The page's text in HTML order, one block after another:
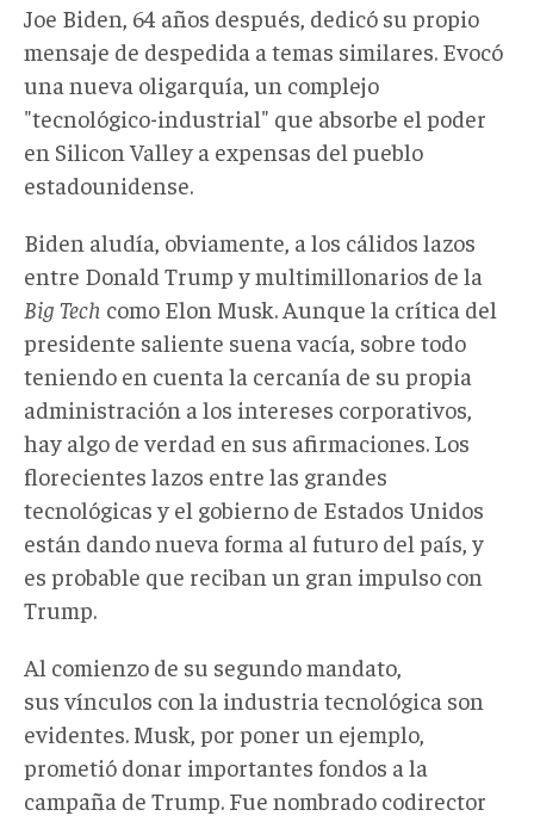
Joe Biden, 64 años después, dedicó su propio
mensaje de despedida a temas similares. Evocó
una nueva oligarquía, un complejo
"tecnológico-industrial" que absorbe el poder
en Silicon Valley a expensas del pueblo
estadounidense.
Biden aludía, obviamente, a los cálidos lazos
entre Donald Trump y multimillonarios de la
Big Tech como Elon Musk. Aunque la crítica del
presidente saliente suena vacía, sobre todo
teniendo en cuenta la cercanía de su propia
administración a los intereses corporativos,
hay algo de verdad en sus afirmaciones. Los
florecientes lazos entre las grandes
tecnológicas y el gobierno de Estados Unidos
están dando nueva forma al futuro del país, y
es probable que reciban un gran impulso con
Trump.
Al comienzo de su segundo mandato,
sus vínculos con la industria tecnológica son
evidentes. Musk, por poner un ejemplo,
prometió donar importantes fondos a la
campaña de Trump. Fue nombrado codirector